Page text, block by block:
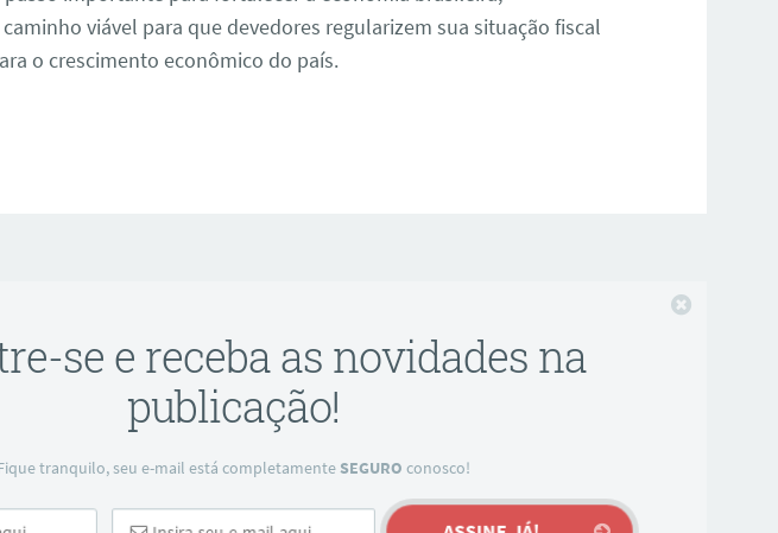
viável para que devedores regularizem sua situação fiscal
o crescimento econômico do país.
se e receba as novidades na
publicação!
tranquilo, seu e-mail está completamenteSEGURO conosco!